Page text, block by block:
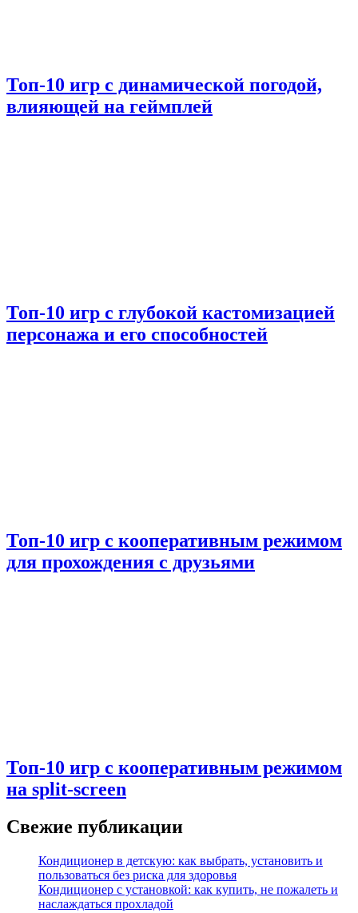
Топ-10 игр с динамической погодой,
влияющей на геймплей
Топ-10 игр с глубокой кастомизацией
персонажа и его способностей
Топ-10 игр с кооперативным режимом
для прохождения с друзьями
Топ-10 игр с кооперативным режимом
на split-screen
Свежие публикации
Кондиционер в детскую: как выбрать, установить и
пользоваться без риска для здоровья
Кондиционер с установкой: как купить, не пожалеть и
наслаждаться прохладой